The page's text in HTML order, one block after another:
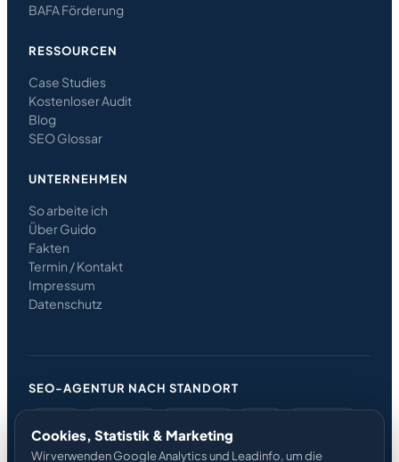
BAFA Förderung
RESSOURCEN
Case Studies
Kostenloser Audit
Blog
SEO Glossar
UNTERNEHMEN
So arbeite ich
Über Guido
Fakten
Termin / Kontakt
Impressum
Datenschutz
SEO-AGENTUR NACH STANDORT
München
Düsseldorf Leipzig
Cookies, Statistik & Marketing
Wir verwenden Google Analytics und Leadinfo, um die